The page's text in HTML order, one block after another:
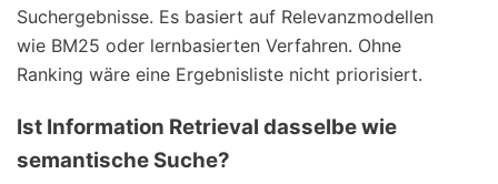
Suchergebnisse. Es basiert auf Relevanzmodellen
wie BM25 oder lernbasierten Verfahren. Ohne
Ranking wäre eine Ergebnisliste nicht priorisiert.
Ist Information Retrieval dasselbe wie
semantische Suche?